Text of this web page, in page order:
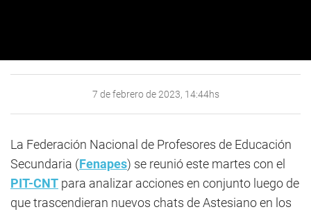
7 de febrero de 2023, 14:44hs
La Federación Nacional de Profesores de Educación
Secundaria (Fenapes) se reunió este martes con el
PIT-CNT para analizar acciones en conjunto luego de
que trascendieran nuevos chats de Astesiano en los